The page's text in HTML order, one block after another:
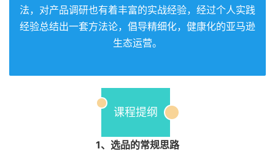
法，对产品调研也有着丰富的实战经验，经过个人实践
经验总结出一套方法论，倡导精细化，健康化的亚马逊
生态运营。
课程提纲
1、选品的常规思路